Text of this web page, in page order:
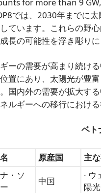
for more than 9
では、2030年までに
ています。これらの野
長の可能性を浮き彫りに
ーの需要が高まり続け
置にあり、太陽光が豊
国内外の需要が拡大す
ルギーへの移行におけ
ベト
原産国 主
・ソ
中国
·
陽